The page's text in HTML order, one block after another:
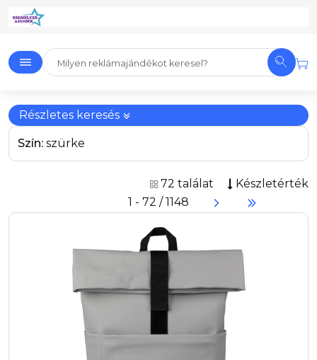
Részletes keresés
Szín: szürke
72 találat
Készletérték
1 - 72 / 1148